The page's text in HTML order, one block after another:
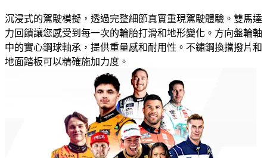
沉浸式的駕駛模擬，透過完整細節真實重現駕駛體驗。雙馬達
力回饋讓您感受到每一次的輪胎打滑和地形變化。方向盤輪軸
中的實心鋼球軸承，提供重量感和耐用性。不鏽鋼換擋撥片和
地面踏板可以精確施加力度。